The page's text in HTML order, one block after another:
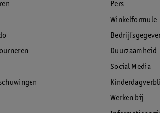
Pers
Winkelformule
Duurzaamheid
Social Media
Werken bij